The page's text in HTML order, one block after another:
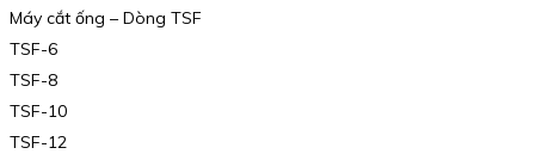
Máy cắt ống – Dòng TSF
TSF-6
TSF-8
TSF-10
TSF-12